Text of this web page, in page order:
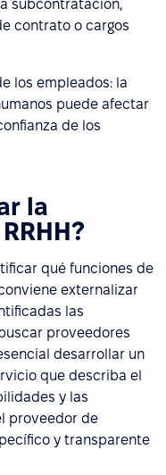
subcontratación,
contrato o cargos
los empleados: la
puede afectar
de los
la
qué funciones de
externalizar
las
proveedores
desarrollar un
que describa el
y las
proveedor de
y transparente